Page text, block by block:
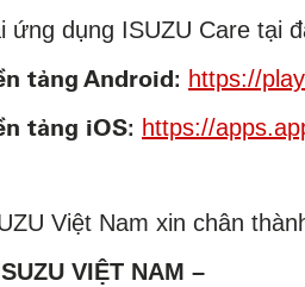
ứng dụng ISUZU Care tại
tảng Android: https://
tảng iOS: https://
Việt Nam xin chân
VIỆT NAM –